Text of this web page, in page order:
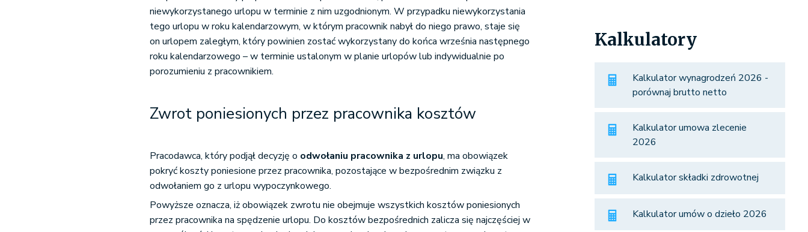
niewykorzystanego urlopu w terminie z nim uzgodnionym. W przypadku niewykorzystania
tego urlopu w roku kalendarzowym, w którym pracownik nabył do niego prawo, staje się
on urlopem zaległym, który powinien zostać wykorzystany do końca września następnego
roku kalendarzowego – w terminie ustalonym w planie urlopów lub indywidualnie po
porozumieniu z pracownikiem.
Zwrot poniesionych przez pracownika kosztów
Pracodawca, który podjął decyzję o odwołaniu pracownika z urlopu, ma obowiązek
pokryć koszty poniesione przez pracownika, pozostające w bezpośrednim związku z
odwołaniem go z urlopu wypoczynkowego.
Powyższe oznacza, iż obowiązek zwrotu nie obejmuje wszystkich kosztów poniesionych
przez pracownika na spędzenie urlopu. Do kosztów bezpośrednich zalicza się najczęściej w
Kalkulatory
Kalkulator wynagrodzeń 2026 -
porównaj brutto netto
Kalkulator umowa zlecenie
2026
Kalkulator składki zdrowotnej
Kalkulator umów o dzieło 2026